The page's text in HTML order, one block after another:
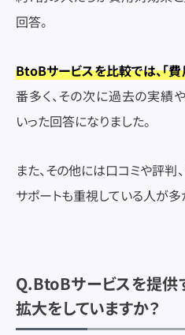
回答。
BtoBサービスを比較では、「
番多く、その次に過去の実績
いった回答になりました。
また、その他には口コミや評判
サポートも重視している人が多
Q.BtoBサービスを提供
拡大をしていますか？